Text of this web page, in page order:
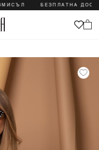
БЕЗПЛАТНА ДОСТАВКА